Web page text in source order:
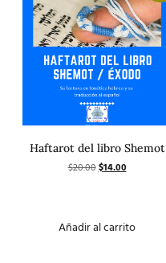
Haftarot del libro Shemot
$20.00$14.00
Añadir al carrito